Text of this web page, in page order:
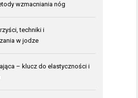
wzmacniania nóg
techniki i
w jodze
– klucz do elastyczności i